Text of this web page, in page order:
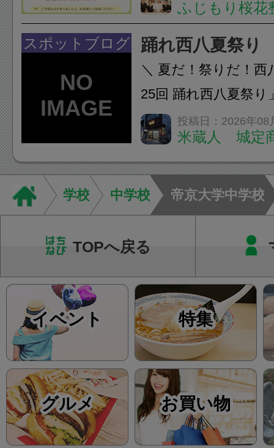
A: はい、受けられま
態を丁寧に確認した
います。必要に応じ
ン・CT・MRIなどの
ふじもり桜花
スポットブログ 踊れ西八夏祭り
＼ 夏だ！祭りだ！西
25回 踊れ西八夏祭
てくる！ 伝統の【阿
情熱の【よさこいソ
結！数多くの団体が
店街を舞台に最高の
投稿日：2026年08
米蔵人 城定
学校 中学校 帝京大学中学校
TOPへ戻る
イベント 特集
グルメ お買い物